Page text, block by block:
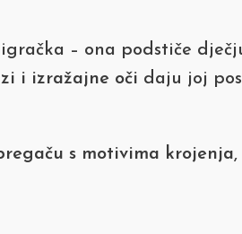
– ona podstiče
i izražajne oči daju joj
s motivima krojenja